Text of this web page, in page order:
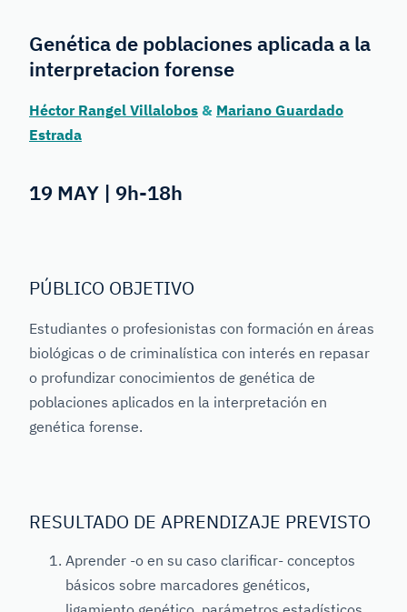
Genética de poblaciones aplicada a la
interpretacion forense
Héctor Rangel Villalobos & Mariano Guardado
Estrada
19 MAY | 9h-18h
PÚBLICO OBJETIVO
Estudiantes o profesionistas con formación en áreas
biológicas o de criminalística con interés en repasar
o profundizar conocimientos de genética de
poblaciones aplicados en la interpretación en
genética forense.
RESULTADO DE APRENDIZAJE PREVISTO
Aprender -o en su caso clarificar- conceptos
básicos sobre marcadores genéticos,